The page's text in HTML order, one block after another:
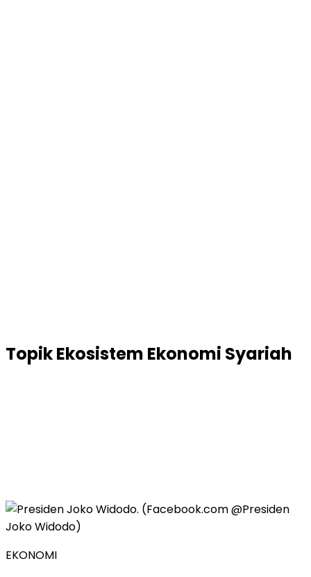
TopikEkosistem Ekonomi Syariah
EKONOMI